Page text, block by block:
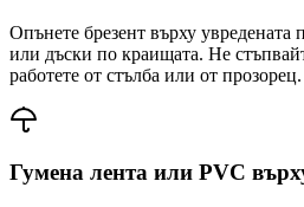
Опънете брезент върху увредената
или дъски по краищата. Не
работете от стълба или от прозорец.
Гумена лента или PVC